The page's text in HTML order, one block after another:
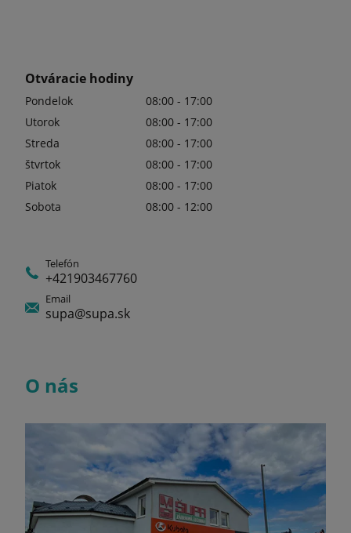
Otváracie hodiny
Pondelok
08:00 - 17:00
Utorok
08:00 - 17:00
Streda
08:00 - 17:00
štvrtok
08:00 - 17:00
Piatok
08:00 - 17:00
Sobota
08:00 - 12:00
Telefón
+421903467760
Email
supa@supa.sk
O nás